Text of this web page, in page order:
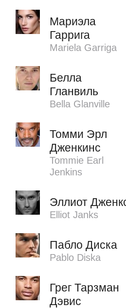
Мариэла
Гаррига
Mariela Garriga
Белла
Гланвиль
Bella Glanville
Томми Эрл
Дженкинс
Tommie Earl
Jenkins
Эллиот
Elliot Janks
Пабло Диска
Pablo Diska
Грег Тарзман
Дэвис